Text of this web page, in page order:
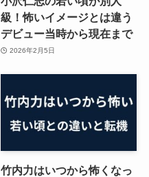
級！怖いイメージとは違う
デビュー当時から現在まで
2026年2月5日
竹内力はいつから怖くなっ